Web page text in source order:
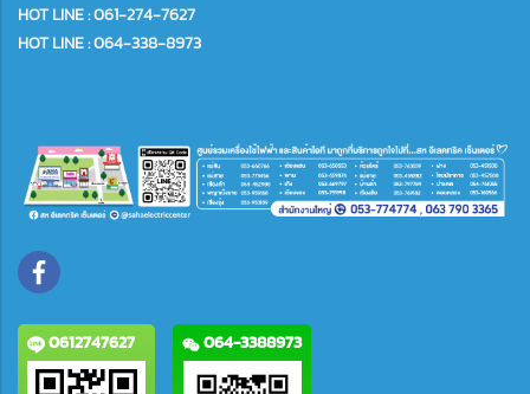
HOT LINE : 061-274-7627
HOT LINE : 064-338-8973
0612747627 064-3388973